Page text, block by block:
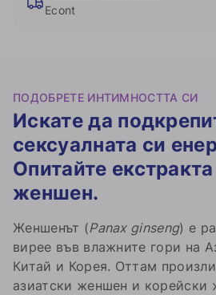
Econt
ПОДОБРЕТЕ ИНТИМНОСТТА СИ
Искате да
сексуалната си
Опитайте
женшен.
Женшенът (Panax ginseng) е
вирее във влажните гори на
Китай и Корея. Оттам
азиатски женшен и корейски